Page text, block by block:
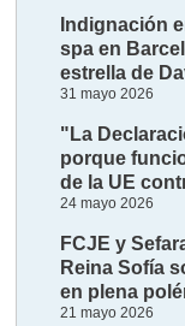
Indignación
spa en
estrella de
31 mayo 2026
"La
porque
de la UE
24 mayo 2026
FCJE y
Reina Sofía
en plena
21 mayo 2026